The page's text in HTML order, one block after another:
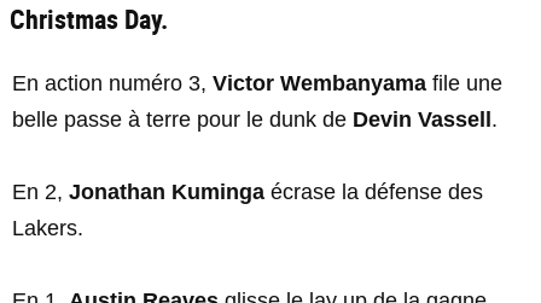
Christmas Day.
En action numéro 3, Victor Wembanyama file une
belle passe à terre pour le dunk de Devin Vassell .
En 2, Jonathan Kuminga écrase la défense des
Lakers.